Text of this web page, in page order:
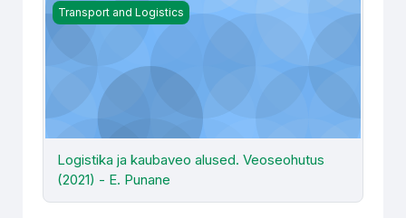
Logistika ja kaubaveo alused. Veoseohutus (2021) - E.
Transport and Logistics
Logistika ja kaubaveo alused. Veoseohutus
(2021) - E. Punane